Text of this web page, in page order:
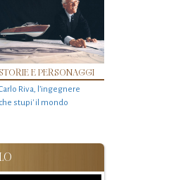
STORIE E PERSONAGGI
Riva, l’ingegnere
che stupi' il mondo